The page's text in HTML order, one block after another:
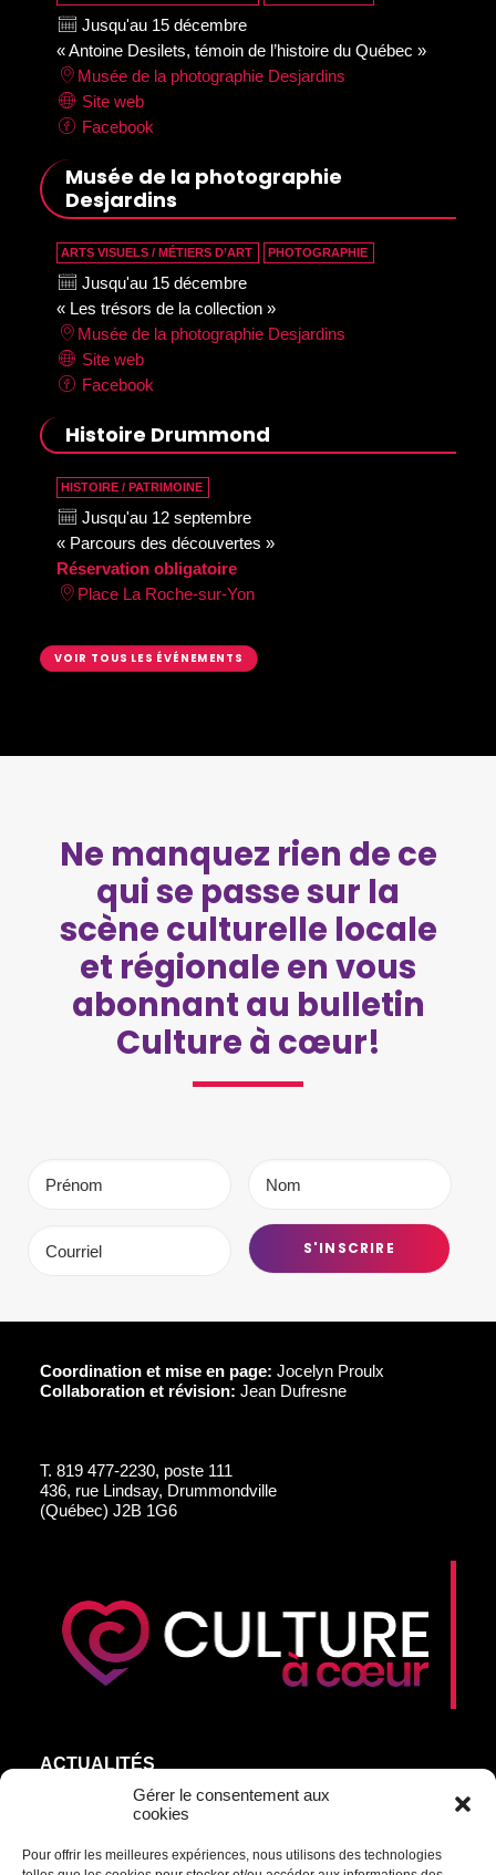
Gérer le consentement aux
cookies
Pour offrir les meilleures expériences, nous utilisons des technologies
Jusqu'au 15 décembre
« Antoine Desilets, témoin de l’histoire du Québec »
Musée de la photographie Desjardins
Site web
Facebook
Musée de la photographie
Desjardins
ARTS VISUELS / MÉTIERS D’ART PHOTOGRAPHIE
Jusqu'au 15 décembre
« Les trésors de la collection »
Musée de la photographie Desjardins
Site web
Facebook
Histoire Drummond
HISTOIRE / PATRIMOINE
Jusqu'au 12 septembre
« Parcours des découvertes »
Réservation obligatoire
Place La Roche-sur-Yon
VOIR TOUS LES ÉVÉNEMENTS
Ne manquez rien de ce
qui se passe sur la
scène culturelle locale
et régionale en vous
abonnant au bulletin
Culture à cœur!
Coordination et mise en page: Jocelyn Proulx
Collaboration et révision: Jean Dufresne
T. 819 477-2230, poste 111
436, rue Lindsay, Drummondville
(Québec) J2B 1G6
ACTUALITÉS
AGEND’ART
NOS ARTISTES
ÉDITIONS